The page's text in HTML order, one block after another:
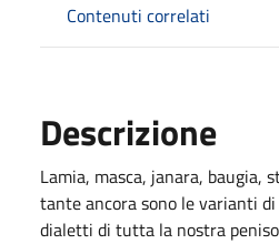
Contenuti correlati
Descrizione
Lamia, masca, janara, baugia,
tante ancora sono le varianti
dialetti di tutta la nostra